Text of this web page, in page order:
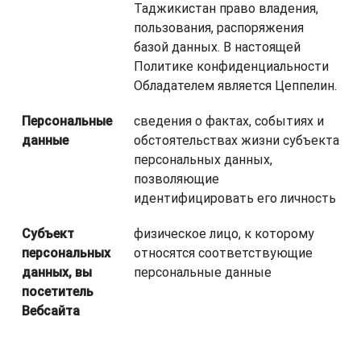
Таджикистан право владения,
пользования, распоряжения
базой данных. В настоящей
Политике конфиденциальности
Обладателем является Цеппелин.
Персональные
данные
сведения о фактах, событиях и
обстоятельствах жизни субъекта
персональных данных,
позволяющие
идентифицировать его личность
Субъект
персональных
данных, вы
посетитель
Вебсайта
физическое лицо, к которому
относятся соответствующие
персональные данные